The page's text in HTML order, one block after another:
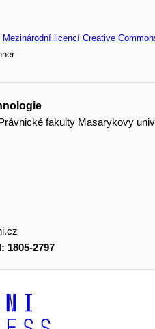
Mezinárodní licencí Creative
fakulty Masarykovy
1805-2797